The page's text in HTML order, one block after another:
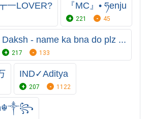
LOVER? 『MC』• ཧenju
221 45
Daksh - name ka bna do plz ...
217 133
IND✓Aditya
207 1122